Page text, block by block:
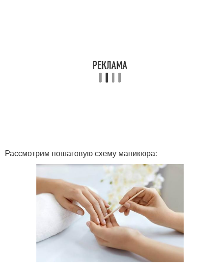
Маникюр на короткие
ногти
Маникюр для коротких
ногтей
Лунный маникюр
Рассмотрим пошаговую схему маникюра: